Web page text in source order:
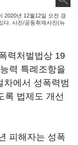
2020년 12월12일 오전 경
다. 사진/공동취재사진(뉴
력처벌법상 19
력 특례조항을
차에서 성폭력범
록 법제도 개선
피해자는 성폭